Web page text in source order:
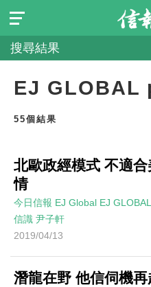
搜尋結果
EJ GLOBAL
55個結果
北歐政經模式 不適合
情
今日信報 EJ Global EJ
信識 尹子軒
2019/04/13
潛龍在野 他信伺機再